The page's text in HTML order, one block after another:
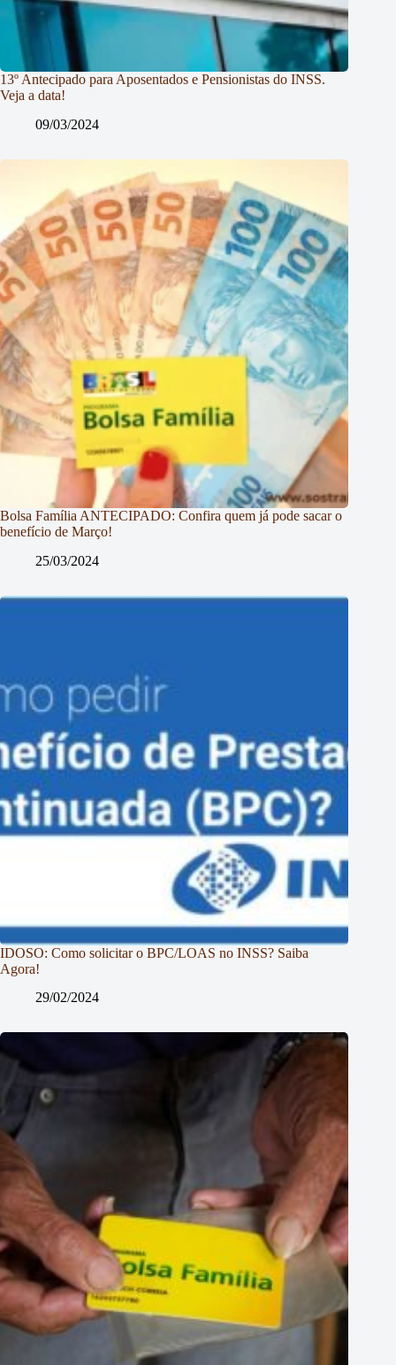
13º Antecipado para Aposentados e Pensionistas do INSS.
Veja a data!
09/03/2024
Bolsa Família ANTECIPADO: Confira quem já pode sacar o
benefício de Março!
25/03/2024
IDOSO: Como solicitar o BPC/LOAS no INSS? Saiba
Agora!
29/02/2024